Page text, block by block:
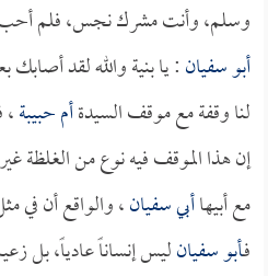
وسلم، وأنت مشرك نجس، فلم أحب
أبو سفيان: يا بنية والله لقد
لنا وقفة مع موقف السيدةأم حبيبة
إن هذا الموقف فيه نوع من الغلظة
مع أبيهاأبي سفيان، والواقع أن في
فـأبو سفيانليس إنساناً عادياً، بل